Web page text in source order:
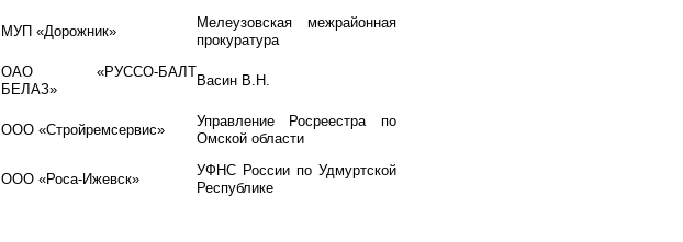
МУП «Дорожник»
Мелеузовская межрайонная
прокуратура
ОАО «РУССО-БАЛТ
БЕЛАЗ»
Васин В.Н.
ООО «Стройремсервис»
Управление Росреестра по
Омской области
ООО «Роса-Ижевск»
УФНС России по Удмуртской
Республике